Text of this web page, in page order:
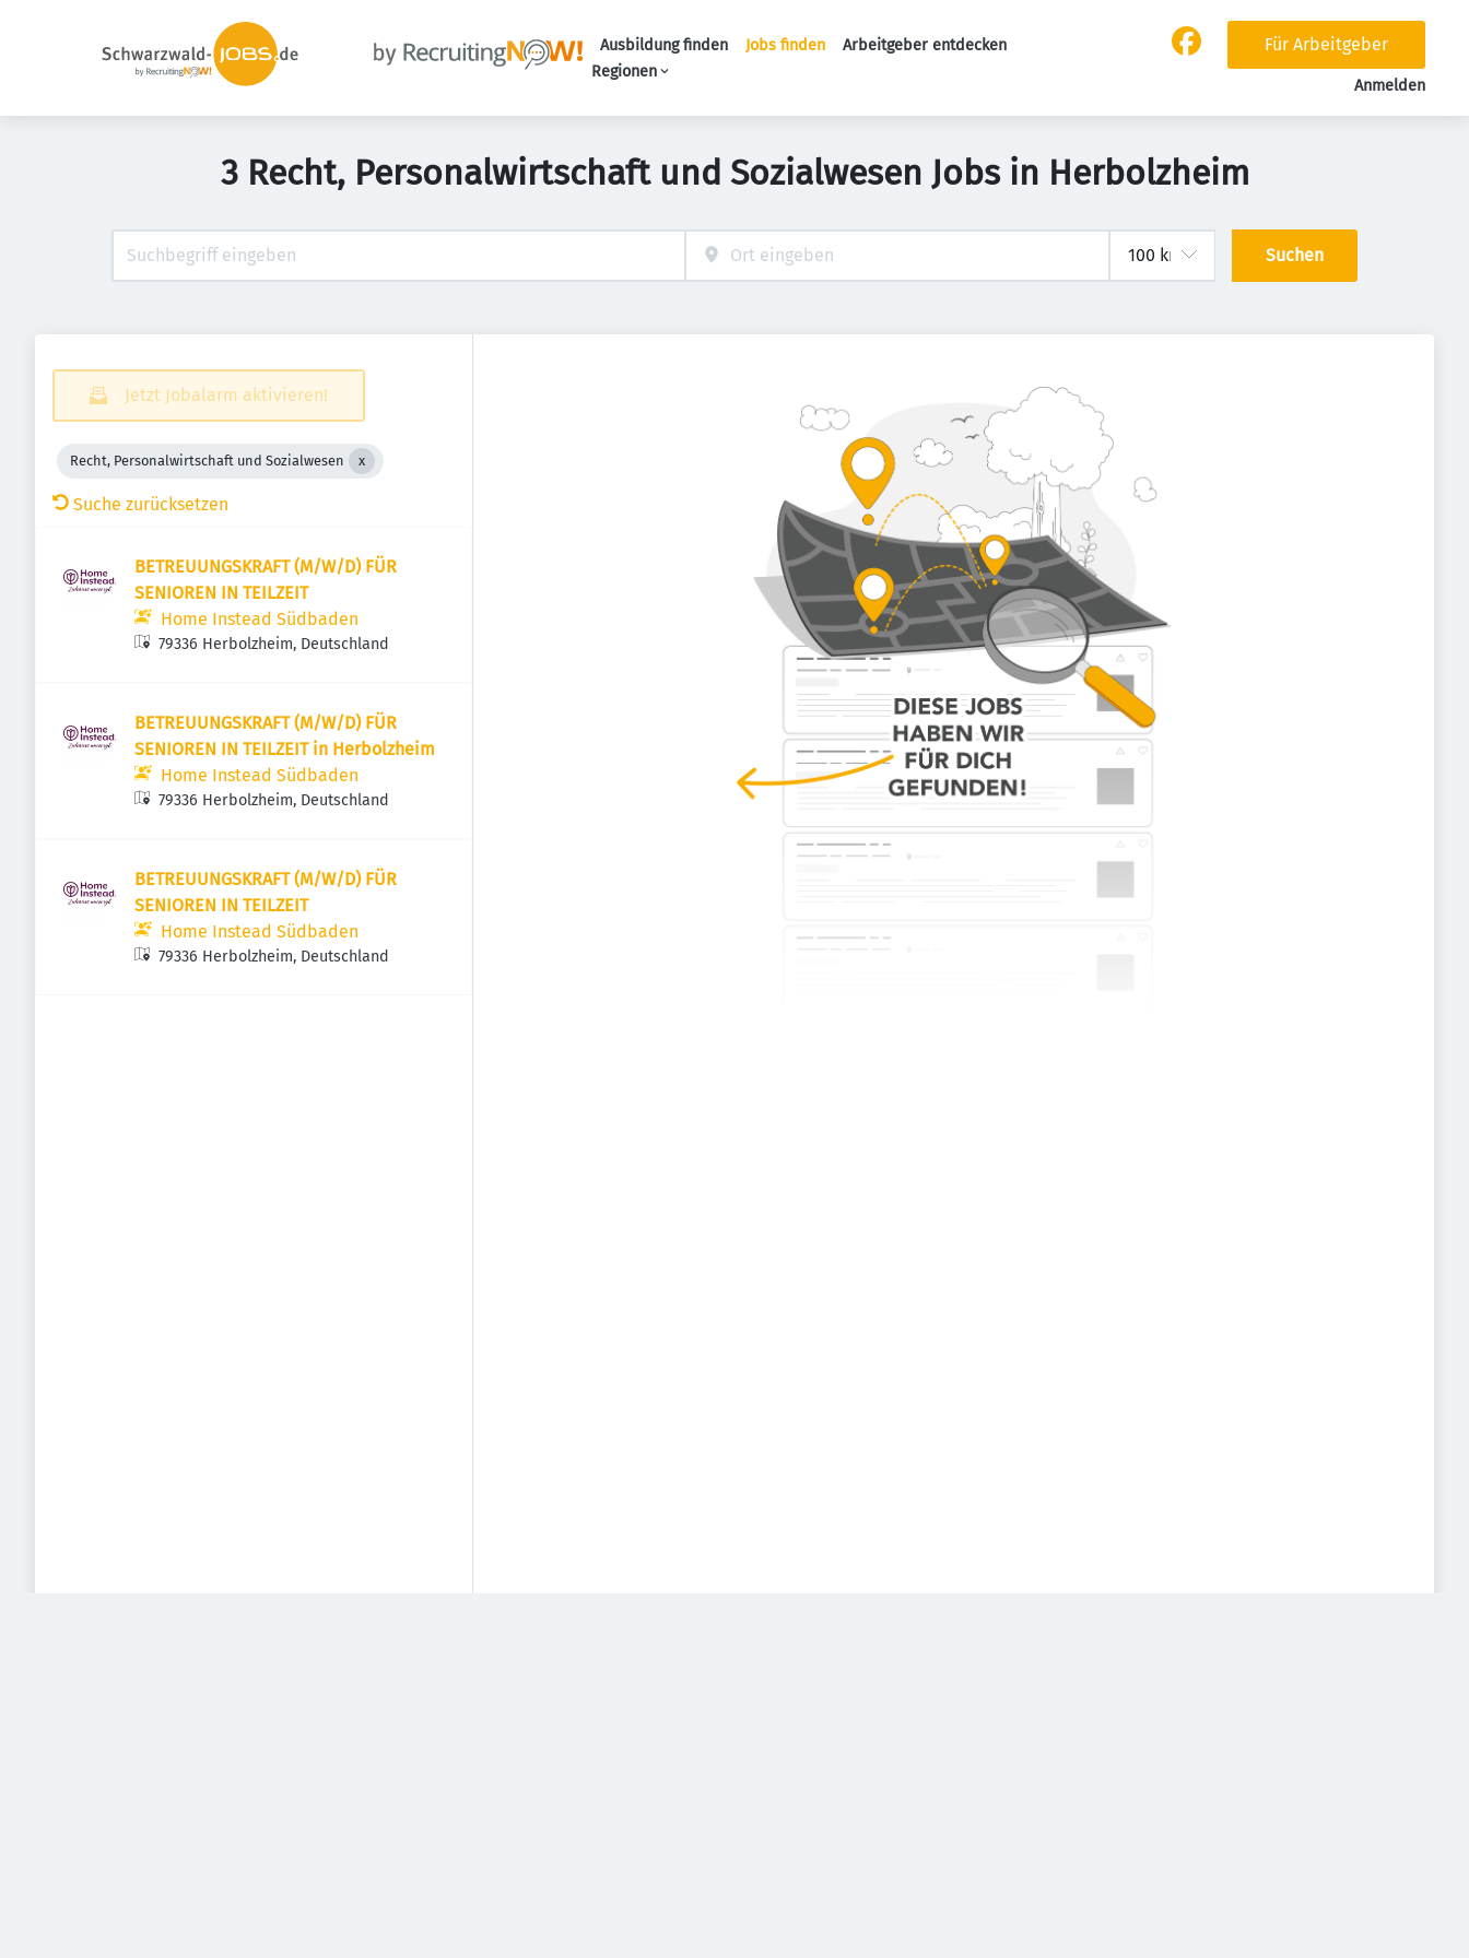
Ausbildung finden Jobs finden
Arbeitgeber entdecken
Regionen
Für Arbeitgeber
Anmelden
3 Recht, Personalwirtschaft und Sozialwesen Jobs in Herbolzheim
Suchen
Jetzt Jobalarm aktivieren!
Recht, Personalwirtschaft und Sozialwesen
Suche zurücksetzen
BETREUUNGSKRAFT (M/W/D) FÜR
SENIOREN IN TEILZEIT
Home Instead Südbaden
79336 Herbolzheim, Deutschland
BETREUUNGSKRAFT (M/W/D) FÜR
SENIOREN IN TEILZEIT in Herbolzheim
Home Instead Südbaden
79336 Herbolzheim, Deutschland
BETREUUNGSKRAFT (M/W/D) FÜR
SENIOREN IN TEILZEIT
Home Instead Südbaden
79336 Herbolzheim, Deutschland